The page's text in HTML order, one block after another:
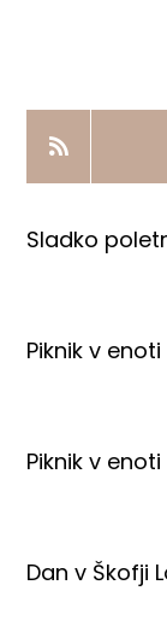
PRODAJNI
AKTUALNO
Sladko
Piknik v
Piknik v enoti
Dan v Škofji